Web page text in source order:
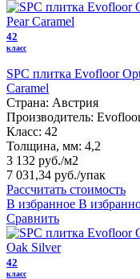
42
класс
SPC плитка Evofloor
Caramel
Страна: Австрия
Производитель:
Класс: 42
Толщина, мм: 4,2
3 132 руб./м2
7 031,34 руб./упак
Рассчитать стоимость
В избранное В
Сравнить
42
класс